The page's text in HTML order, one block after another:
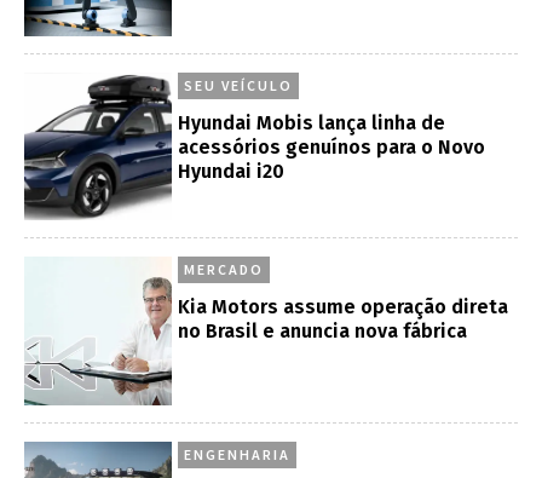
SEU VEÍCULO
Hyundai Mobis lança linha de
acessórios genuínos para o Novo
Hyundai i20
MERCADO
Kia Motors assume operação direta
no Brasil e anuncia nova fábrica
ENGENHARIA